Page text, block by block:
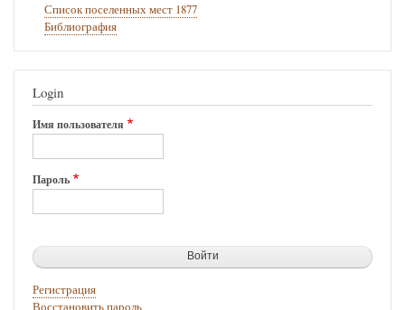
Список поселенных мест 1877
Библиография
Login
Имя пользователя
Пароль
Регистрация